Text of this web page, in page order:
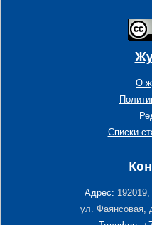
О
Списки
Адрес: 192019,
ул. Фаянсовая,